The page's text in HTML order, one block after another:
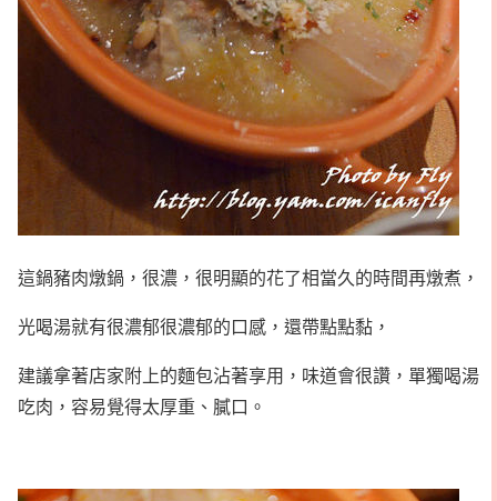
這鍋豬肉燉鍋，很濃，很明顯的花了相當久的時間再燉煮，
光喝湯就有很濃郁很濃郁的口感，還帶點點黏，
建議拿著店家附上的麵包沾著享用，味道會很讚，單獨喝湯
吃肉，容易覺得太厚重、膩口。